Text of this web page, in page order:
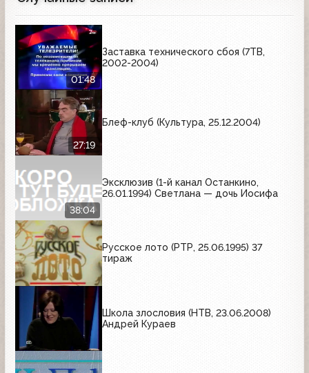
01:48
Заставка технического сбоя (7ТВ,
2002-2004)
27:19
Блеф-клуб (Культура, 25.12.2004)
38:04
Эксклюзив (1-й канал Останкино,
26.01.1994) Светлана — дочь Иосифа
Русское лото (РТР, 25.06.1995) 37
тираж
Школа злословия (НТВ, 23.06.2008)
Андрей Кураев